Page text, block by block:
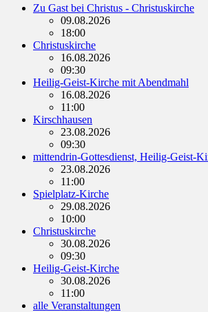
Zu Gast bei Christus - Christuskirche
09.08.2026
18:00
Christuskirche
16.08.2026
09:30
Heilig-Geist-Kirche mit Abendmahl
16.08.2026
11:00
Kirschhausen
23.08.2026
09:30
mittendrin-Gottesdienst, Heilig-Geist-
23.08.2026
11:00
Spielplatz-Kirche
29.08.2026
10:00
Christuskirche
30.08.2026
09:30
Heilig-Geist-Kirche
30.08.2026
11:00
alle Veranstaltungen